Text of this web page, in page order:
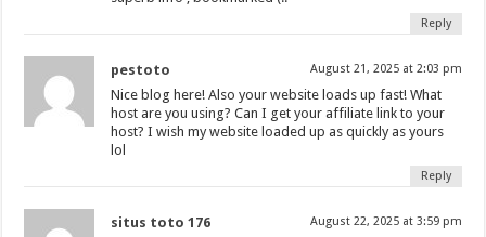
Reply
pestoto August 21, 2025 at 2:03 pm
Nice blog here! Also your website loads up fast! What
host are you using? Can I get your affiliate link to your
host? I wish my website loaded up as quickly as yours
lol
Reply
situs toto 176 August 22, 2025 at 3:59 pm